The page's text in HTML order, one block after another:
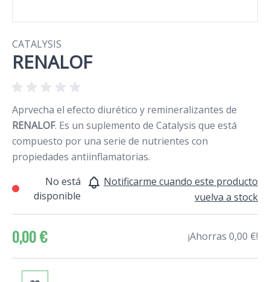
CATALYSIS
RENALOF
Aprvecha el efecto diurético y remineralizantes de
RENALOF. Es un suplemento de Catalysis que está
compuesto por una serie de nutrientes con
propiedades antiinflamatorias.
No está
disponible
Notificarme cuando este producto
vuelva a stock
0,00 € ¡Ahorras 0,00 €!